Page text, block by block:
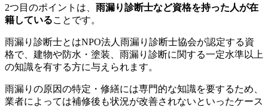
2つ目のポイントは、 雨漏り診断士など資格を持った人が在
籍していることです。
雨漏り診断士とはNPO法人雨漏り診断士協会が認定する資
格で、建物や防水・塗装、雨漏り診断に関する一定水準以上
の知識を有する方に与えられます。
雨漏りの原因の特定・修繕には専門的な知識を要するため、
業者によっては補修後も状況が改善されないといったケース